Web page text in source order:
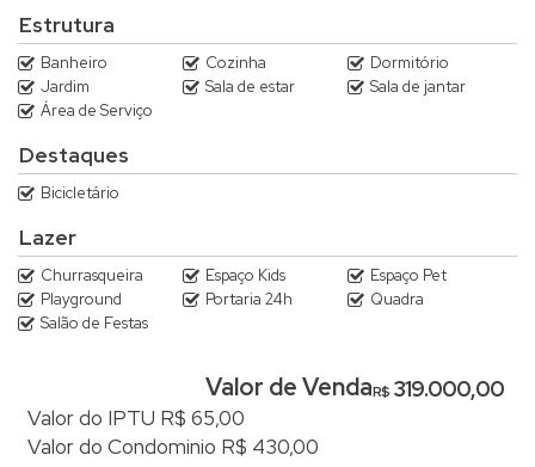
Estrutura
Banheiro Cozinha
Dormitório
Jardim
Sala de estar
Sala de jantar
Área de Serviço
Destaques
Bicicletário
Lazer
Churrasqueira Espaço Kids
Espaço Pet
Playground
Portaria 24h
Quadra
Salão de Festas
R$ 319.000,00
Valor de Venda
Valor do IPTU R$ 65,00
Valor do Condominio R$ 430,00